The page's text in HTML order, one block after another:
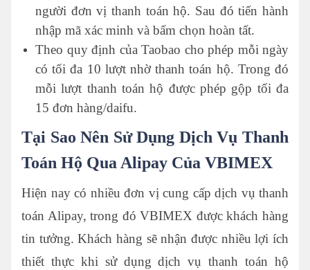
người đơn vị thanh toán hộ. Sau đó tiến hành
nhập mã xác minh và bấm chọn hoàn tất.
Theo quy định của Taobao cho phép mỗi ngày
có tối đa 10 lượt nhờ thanh toán hộ. Trong đó
mỗi lượt thanh toán hộ được phép gộp tối đa
15 đơn hàng/daifu.
Tại Sao Nên Sử Dụng Dịch Vụ Thanh
Toán Hộ Qua Alipay Của VBIMEX
Hiện nay có nhiều đơn vị cung cấp dịch vụ thanh
toán Alipay, trong đó VBIMEX được khách hàng
tin tưởng. Khách hàng sẽ nhận được nhiều lợi ích
thiết thực khi sử dụng dịch vụ thanh toán hộ